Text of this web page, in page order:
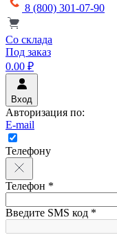
8 (800) 301-07-90
Со склада
Под заказ
0.00 ₽
Вход
Авторизация по:
E-mail
Телефону
Телефон *
Введите SMS код *